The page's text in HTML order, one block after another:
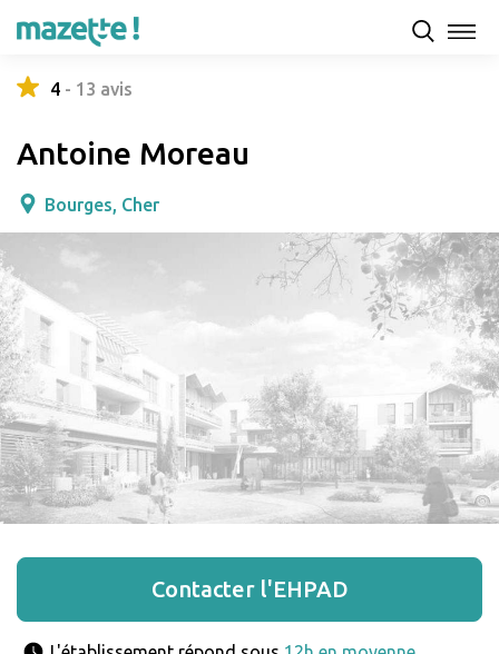
4 - 13 avis
Antoine Moreau
Bourges, Cher
Contacter l'EHPAD